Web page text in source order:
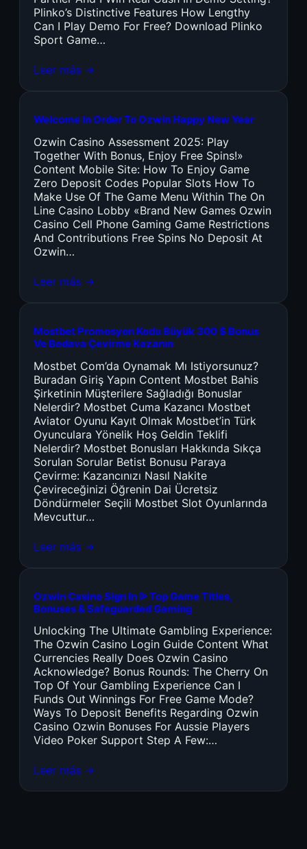
Plinko’s Distinctive Features How Lengthy
Can I Play Demo For Free? Download Plinko
Sport Game…
Leer más →
Welcome In Order To Ozwin Happy New Year
Ozwin Casino Assessment 2025: Play
Together With Bonus, Enjoy Free Spins!»
Content Mobile Site: How To Enjoy Game
Zero Deposit Codes Popular Slots How To
Make Use Of The Game Menu Within The On
Line Casino Lobby «Brand New Games Ozwin
Casino Cell Phone Gaming Game Restrictions
And Contributions Free Spins No Deposit At
Ozwin…
Leer más →
Mostbet Promosyon Kodu Büyük 300 $ Bonus
Ve Bedava Çevirme Kazanın
Mostbet Com’da Oynamak Mı Istiyorsunuz?
Buradan Giriş Yapın Content Mostbet Bahis
Şirketinin Müşterilere Sağladığı Bonuslar
Nelerdir? Mostbet Cuma Kazancı Mostbet
Aviator Oyunu Kayıt Olmak Mostbet’in Türk
Oyunculara Yönelik Hoş Geldin Teklifi
Nelerdir? Mostbet Bonusları Hakkında Sıkça
Sorulan Sorular Betist Bonusu Paraya
Çevirme: Kazancınızı Nasıl Nakite
Çevireceğinizi Öğrenin Dai Ücretsiz
Döndürmeler Seçili Mostbet Slot Oyunlarında
Mevcuttur…
Leer más →
Ozwin Casino Sign In ᐉ Top Game Titles,
Bonuses & Safeguarded Gaming
Unlocking The Ultimate Gambling Experience:
The Ozwin Casino Login Guide Content What
Currencies Really Does Ozwin Casino
Acknowledge? Bonus Rounds: The Cherry On
Top Of Your Gambling Experience Can I
Funds Out Winnings For Free Game Mode?
Ways To Deposit Benefits Regarding Ozwin
Casino Ozwin Bonuses For Aussie Players
Video Poker Support Step A Few:…
Leer más →